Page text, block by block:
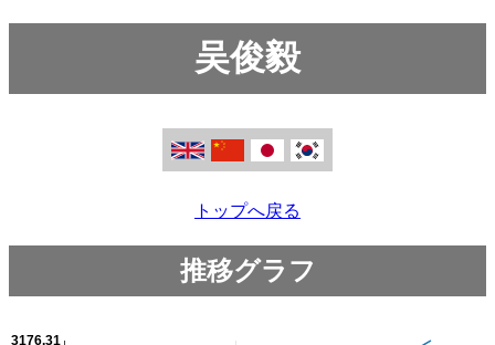
吴俊毅
トップへ戻る
推移グラフ
3176.31